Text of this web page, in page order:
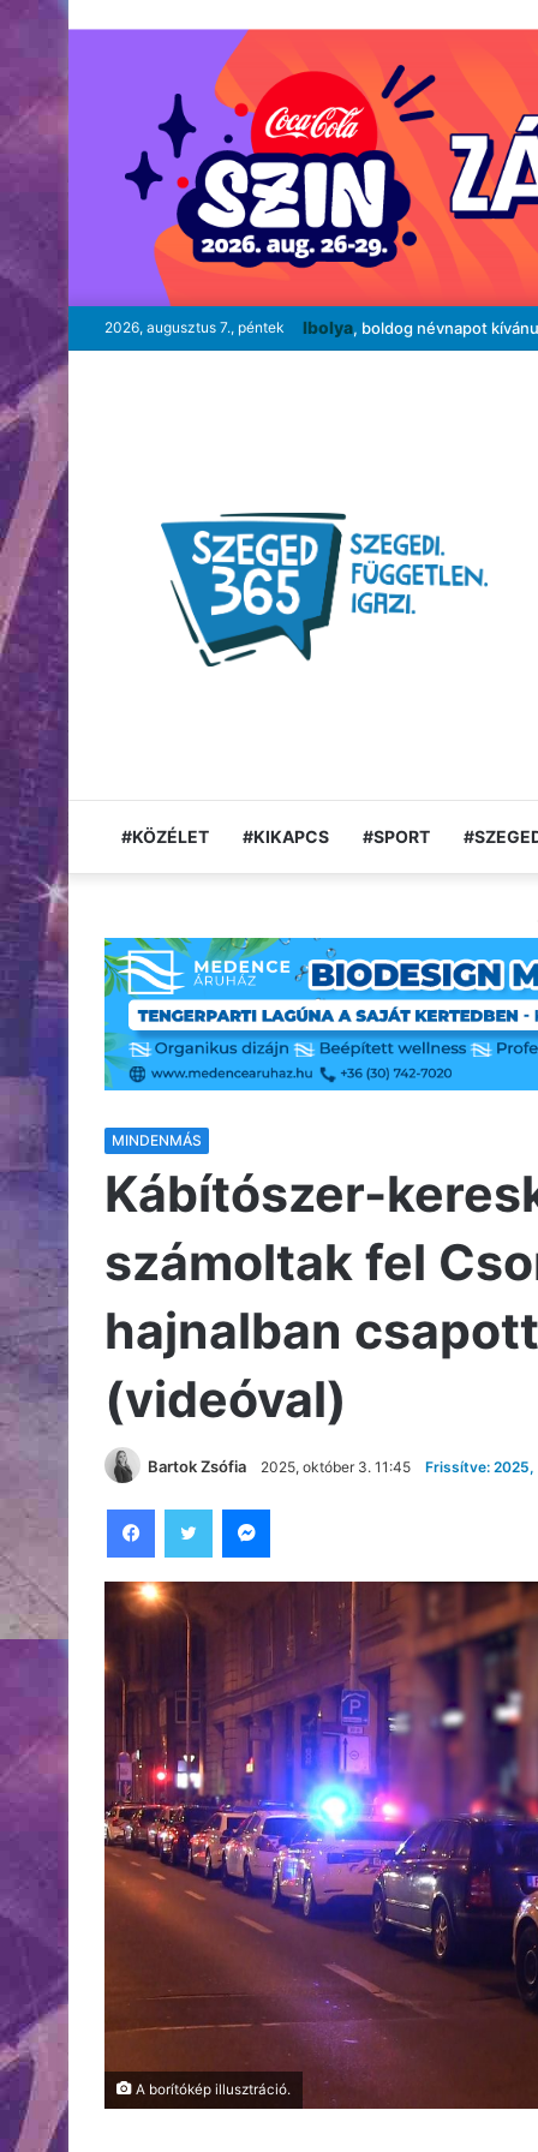
2026, augusztus 7., péntek Ibolya, boldog névnapot
#KÖZÉLET #KIKAPCS #SPORT
MINDENMÁS
Kábítószer-
számoltak fel
hajnalban
(videóval)
Bartok Zsófia 2025, október 3. 11:45 Frissítve: 2025,
A borítókép illusztráció.